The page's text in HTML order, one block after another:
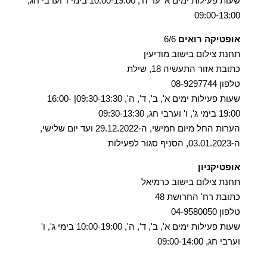
09:00-13:00
אופטיקה רואים
תחנת צילום בישוב מודיעין
כתובת אזור התעשיה 18, שילת
טלפון 08-9297744
שעות פעילות ימים א', ב', ד', ה', 09:30-13:30| 16:00-
19:00 בימי ג', ו' וערבי חג, 09:30-13:30
הערות החל מיום חמישי, ה-29.12.2022 ועד יום שלישי,
ה-03.01.2023, הסניף סגור לפעילות
אופטיקניון
תחנת צילום בישוב כרמיאל
כתובת רח' החרושת 48
טלפון 04-9580050
שעות פעילות ימים א', ב', ד', ה', 10:00-19:00 בימי ג', ו'
וערבי חג, 09:00-14:00